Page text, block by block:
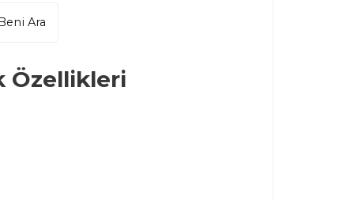
Ara
Özellikleri